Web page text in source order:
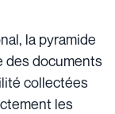
la pyramide
des documents
collectées
les